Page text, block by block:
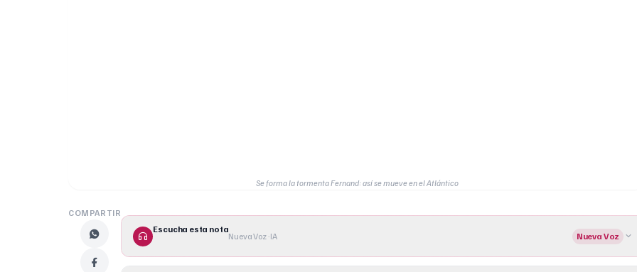
Se forma la tormenta Fernand: así se mueve en el Atlántico
COMPARTIR
Escucha esta nota
Nueva Voz · IA Nueva Voz